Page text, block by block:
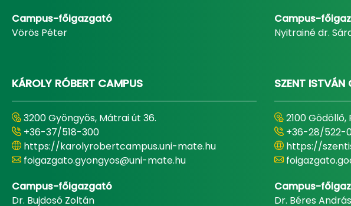
Campus-főigazgató
Vörös Péter
Campus-
Nyitrainé dr.
KÁROLY RÓBERT CAMPUS
3200 Gyöngyös, Mátrai út 36.
+36-37/518-300
https://karolyrobertcampus.uni-mate.hu
foigazgato.gyongyos@uni-mate.hu
Campus-főigazgató
Dr. Bujdosó Zoltán
SZENT ISTVÁN
2100
+36-28/522-
https://
Campus-
Dr. Béres András